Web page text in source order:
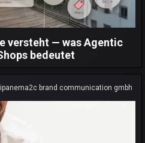
versteht — was Agentic
bedeutet
ipanema2c brand communication gmbh